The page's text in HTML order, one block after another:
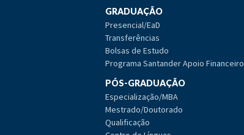
GRADUAÇÃO
Presencial/EaD
Transferências
Bolsas de Estudo
Programa Santander Apoio Financeiro
PÓS-GRADUAÇÃO
Especialização/MBA
Mestrado/Doutorado
Qualificação